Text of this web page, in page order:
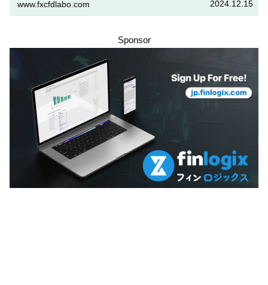
「Vプレミアム預金」を行いたい人は、この記事をしっかりと読ん
www.fxcfdlabo.com 2024.12.15
Sponsor